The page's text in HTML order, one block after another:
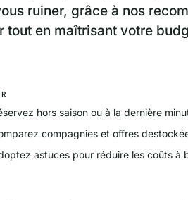
ruiner, grâce à nos
tout en maîtrisant votre
hors saison ou à la dernière
compagnies et offres
astuces pour réduire les coûts à